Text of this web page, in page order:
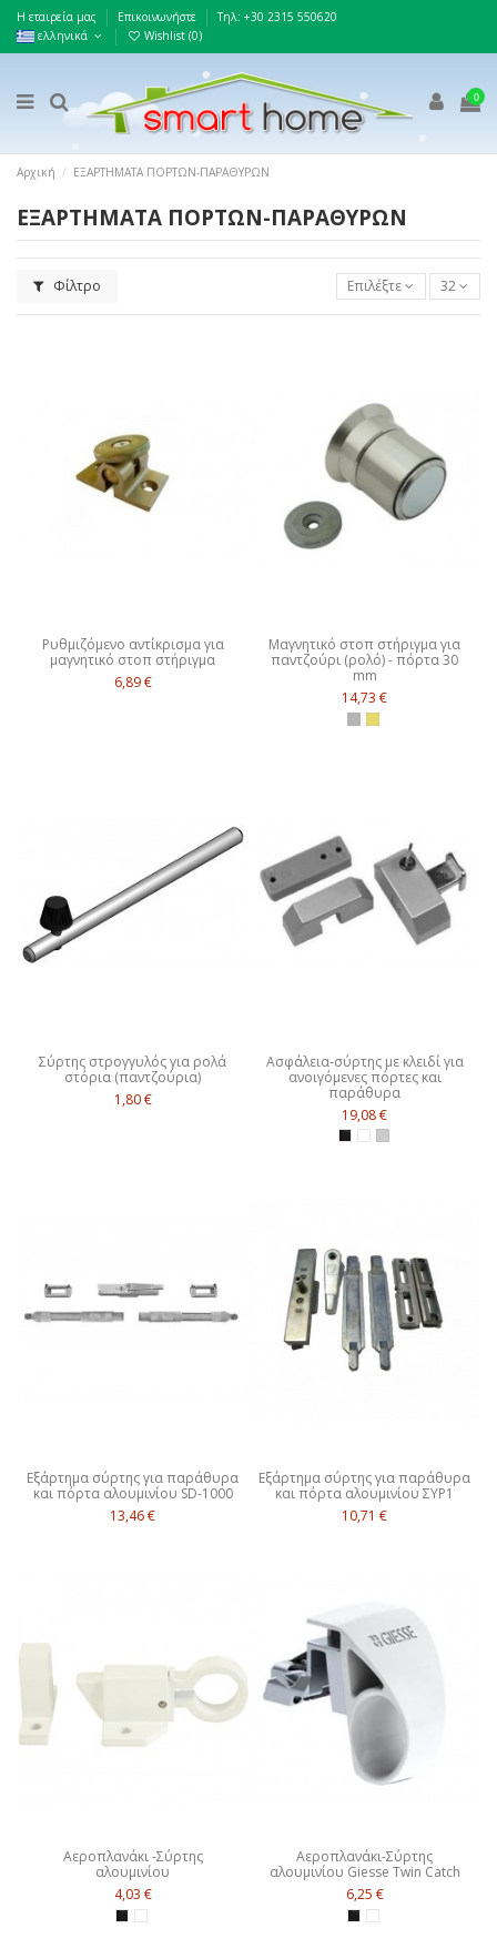
Η εταιρεία μας Επικοινωνήστε
Τηλ: +30 2315 550620
ελληνικά
Wishlist (0)
0
Αρχική ΕΞΑΡΤΗΜΑΤΑ ΠΟΡΤΩΝ-ΠΑΡΑΘΥΡΩΝ
ΕΞΑΡΤΗΜΑΤΑ ΠΟΡΤΩΝ-ΠΑΡΑΘΥΡΩΝ
Φίλτρο Επιλέξτε 32
Ρυθμιζόμενο αντίκρισμα για
μαγνητικό στοπ στήριγμα
6,89 €
Μαγνητικό στοπ στήριγμα για
παντζούρι (ρολό) - πόρτα 30
mm
14,73 €
Σύρτης στρογγυλός για ρολά
στόρια (παντζούρια)
1,80 €
Ασφάλεια-σύρτης με κλειδί για
ανοιγόμενες πόρτες και
παράθυρα
19,08 €
Εξάρτημα σύρτης για παράθυρα
και πόρτα αλουμινίου SD-1000
13,46 €
Εξάρτημα σύρτης για παράθυρα
και πόρτα αλουμινίου ΣΥΡ1
10,71 €
Αεροπλανάκι -Σύρτης
αλουμινίου
4,03 €
Αεροπλανάκι-Σύρτης
αλουμινίου Giesse Twin Catch
6,25 €